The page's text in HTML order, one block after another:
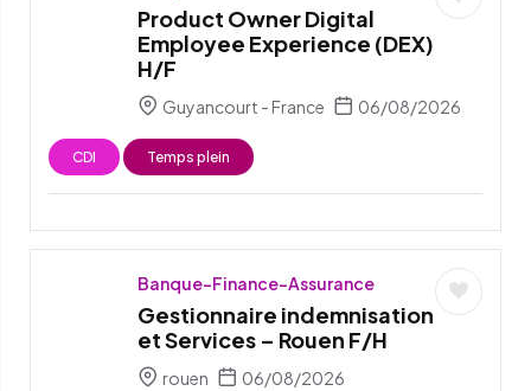
Product Owner Digital
Employee Experience (DEX)
H/F
Guyancourt - France 06/08/2026
CDI Temps plein
Banque-Finance-Assurance
Gestionnaire indemnisation
et Services – Rouen F/H
rouen 06/08/2026